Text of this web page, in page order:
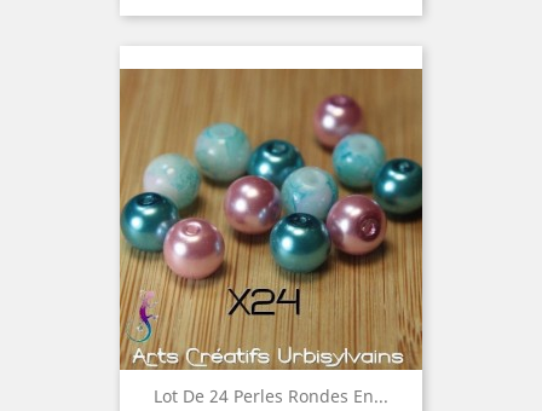
Lot De 24 Perles Rondes En...